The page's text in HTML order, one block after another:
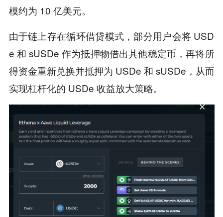
模约为 10 亿美元。
由于链上存在循环借贷模式，部分用户会将 USD
e 和 sUSDe 作为抵押物借出其他稳定币，再将所
得资金重新兑换并抵押为 USDe 和 sUSDe，从而
实现杠杆化的 USDe 收益放大策略。